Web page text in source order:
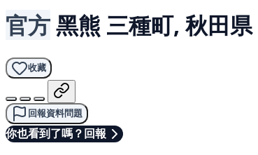
官方黑熊 三種町, 秋田県
收藏
回報資料問題
你也看到了嗎？回報